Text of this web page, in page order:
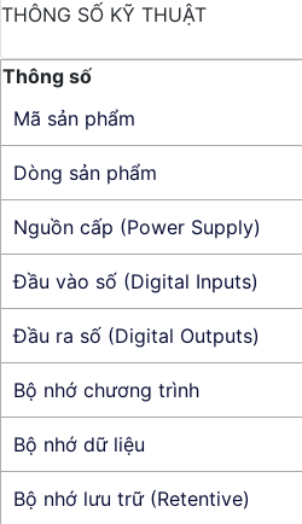
THÔNG SỐ KỸ THUẬT
Thông số
Mã sản phẩm
Dòng sản phẩm
Nguồn cấp (Power Supply)
Đầu vào số (Digital Inputs)
Đầu ra số (Digital Outputs)
Bộ nhớ chương trình
Bộ nhớ dữ liệu
Bộ nhớ lưu trữ (Retentive)